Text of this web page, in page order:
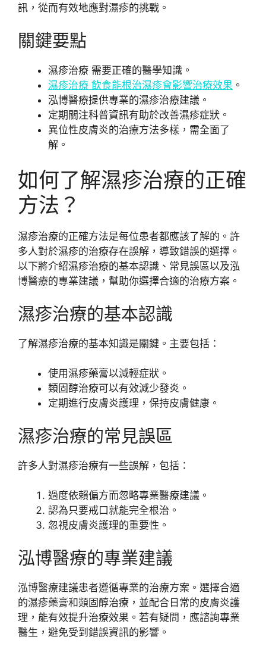
訊，從而有效地應對濕疹的挑戰。
關鍵要點
濕疹治療 需要正確的醫學知識。
濕疹治療 飲食能根治濕疹會影響治療效果 。
泓博醫療提供專業的濕疹治療建議。
定期關注科普資訊有助於改善濕疹症狀。
異位性皮膚炎的治療方法多樣，需全面了
解。
如何了解濕疹治療的正確
方法？
濕疹治療的正確方法是每位患者都應該了解的。許
多人對於濕疹的治療存在誤解，導致錯誤的選擇。
以下將介紹濕疹治療的基本認識、常見誤區以及泓
博醫療的專業建議，幫助你選擇合適的治療方案。
濕疹治療的基本認識
了解濕疹治療的基本知識是關鍵。主要包括：
使用濕疹藥膏以減輕症狀。
類固醇治療可以有效減少發炎。
定期進行皮膚炎護理，保持皮膚健康。
濕疹治療的常見誤區
許多人對濕疹治療有一些誤解，包括：
過度依賴偏方而忽略專業醫療建議。
認為只要戒口就能完全根治。
忽視皮膚炎護理的重要性。
泓博醫療的專業建議
泓博醫療建議患者遵循專業的治療方案。選擇合適
的濕疹藥膏和類固醇治療，並配合日常的皮膚炎護
理，能有效提升治療效果。若有疑問，應諮詢專業
醫生，避免受到錯誤資訊的影響。